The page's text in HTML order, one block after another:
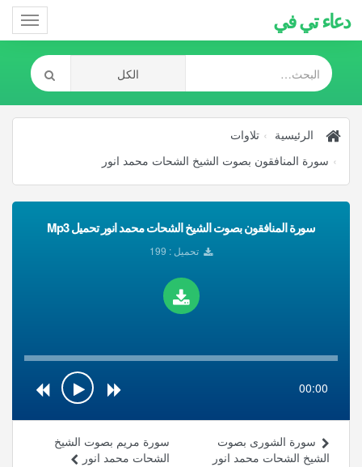
دعاء تي في
الرئيسية
تلاوات
سورة المنافقون بصوت الشيخ الشحات محمد انور
سورة المنافقون بصوت الشيخ الشحات محمد انور تحميل Mp3
تحميل : 199
00:00
سورة مريم بصوت الشيخ
الشحات محمد انور
سورة الشورى بصوت
الشيخ الشحات محمد انور